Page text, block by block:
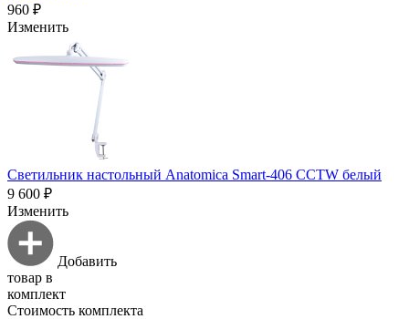
960 ₽
Изменить
Светильник настольный Anatomica Smart-406 CCTW белый
9 600 ₽
Изменить
Добавить
товар в
комплект
Стоимость комплекта